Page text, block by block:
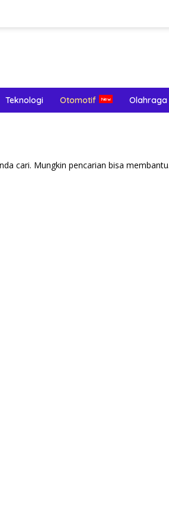
Teknologi Otomotif Olahraga
cari. Mungkin pencarian bisa membantu.